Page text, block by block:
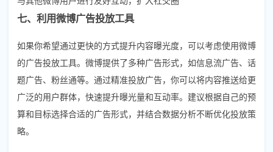
七、利用微博广告投放工具
如果你希望通过更快的方式提升内容曝光度，可以考虑使用微博
的广告投放工具。微博提供了多种广告形式，如信息流广告、话
题广告、粉丝通等。通过精准投放广告，你可以将内容推送给更
广泛的用户群体，快速提升曝光量和互动率。建议根据自己的预
算和目标选择合适的广告形式，并结合数据分析不断优化投放策
略。